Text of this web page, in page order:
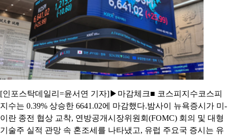
[인포스탁데일리=윤서연 기자]▶마감체크■ 코스피지수코스피
지수는 0.39% 상승한 6641.02에 마감했다.밤사이 뉴욕증시가 미-
이란 종전 협상 교착, 연방공개시장위원회(FOMC) 회의 및 대형
기술주 실적 관망 속 혼조세를 나타냈고, 유럽 주요국 증시는 유